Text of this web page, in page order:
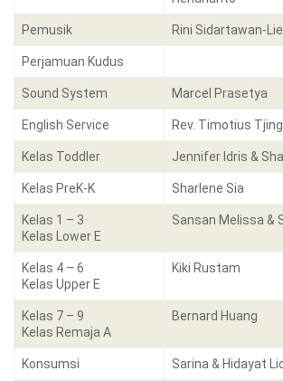
Pemusik Rini Sidartawan-Lie
Perjamuan Kudus
Sound System Marcel Prasetya
English Service Rev. Timotius Tjing
Kelas Toddler Jennifer Idris &
Kelas PreK-K Sharlene Sia
Kelas 1 – 3
Kelas Lower E
Sansan Melissa &
Kelas 4 – 6
Kelas Upper E
Kiki Rustam
Kelas 7 – 9
Kelas Remaja A
Bernard Huang
Konsumsi Sarina & Hidayat